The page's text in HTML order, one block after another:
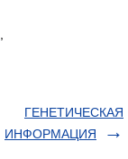
ГЕНЕТИЧЕСКАЯ
ИНФОРМАЦИЯ